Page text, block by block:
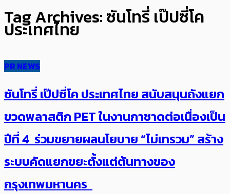
Tag Archives: ซันโทรี่ เป๊ปซี่โค
ประเทศไทย
PR NEWS
ซันโทรี่ เป๊ปซี่โค ประเทศไทย สนับสนุนถังแยก
ขวดพลาสติก PET ในงานกาชาดต่อเนื่องเป็น
ปีที่ 4 ร่วมขยายผลนโยบาย “ไม่เทรวม” สร้าง
ระบบคัดแยกขยะตั้งแต่ต้นทางของ
กรุงเทพมหานคร